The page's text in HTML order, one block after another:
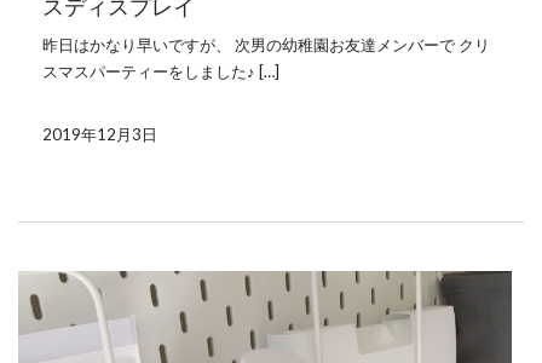
スディスプレイ
昨日はかなり早いですが、 次男の幼稚園お友達メンバーで クリ
スマスパーティーをしました♪ […]
2019年12月3日